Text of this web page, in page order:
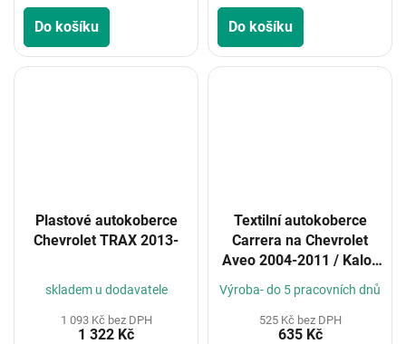
Do košíku Do košíku
Plastové autokoberce
Chevrolet TRAX 2013-
skladem u dodavatele
1 093 Kč bez DPH
1 322 Kč
Textilní autokoberce
Carrera na Chevrolet
Aveo 2004-2011 / Kalos
2004- (Konfigurátor)
Výroba- do 5 pracovních dnů
525 Kč bez DPH
635 Kč